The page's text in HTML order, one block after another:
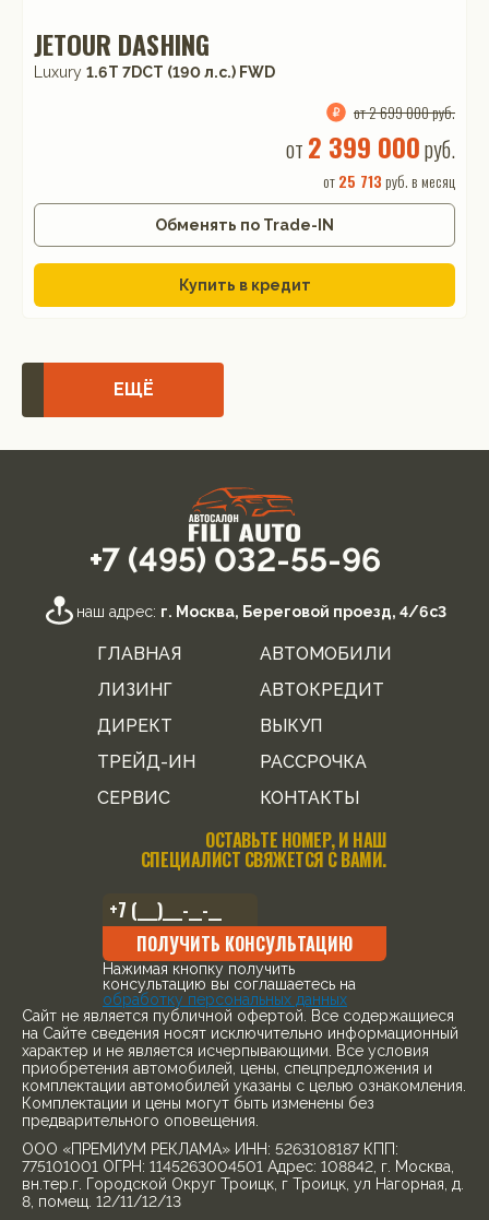
JETOUR DASHING
Luxury 1.6T 7DCT (190 л.с.) FWD
от 2 699 000 руб.
от 2 399 000руб.
от25 713 руб. в месяц
Обменять по Trade-IN
Купить в кредит
ЕЩЁ
+7 (495) 032-55-96
наш адрес: г. Москва, Береговой проезд, 4/6с3
ГЛАВНАЯ
АВТОМОБИЛИ
ЛИЗИНГ
АВТОКРЕДИТ
ДИРЕКТ
ВЫКУП
ТРЕЙД-ИН
РАССРОЧКА
СЕРВИС
КОНТАКТЫ
ОСТАВЬТЕ НОМЕР, И НАШ
СПЕЦИАЛИСТ СВЯЖЕТСЯ С ВАМИ.
ПОЛУЧИТЬ КОНСУЛЬТАЦИЮ
Нажимая кнопку получить
консультацию вы соглашаетесь на
обработку персональных данных
Cайт не является публичной офертой. Все содержащиеся
на Сайте сведения носят исключительно информационный
характер и не является исчерпывающими. Все условия
приобретения автомобилей, цены, спецпредложения и
комплектации автомобилей указаны с целью ознакомления.
Комплектации и цены могут быть изменены без
предварительного оповещения.
ООО «ПРЕМИУМ РЕКЛАМА» ИНН: 5263108187 КПП:
775101001 ОГРН: 1145263004501 Адрес: 108842, г. Москва,
вн.тер.г. Городской Округ Троицк, г Троицк, ул Нагорная, д.
8, помещ. 12/11/12/13